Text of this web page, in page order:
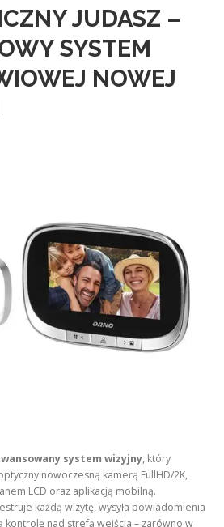
JUDASZ –
SYSTEM
NOWEJ
system wizyjny, który
nowoczesną kamerą FullHD/2K,
LCD oraz aplikacją mobilną.
każdą wizytę, wysyła powiadomienia
kontrolę nad strefą wejścia – zarówno w